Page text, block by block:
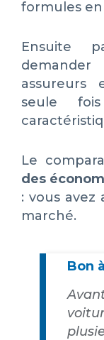
formules
Ensuite
assureurs
seule
Le
des
: vous avez
marché.
Bon